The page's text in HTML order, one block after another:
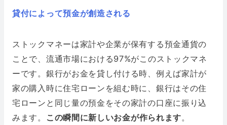
貸付によって預金が創造される
ストックマネーは家計や企業が保有する預金通貨の
ことで、流通市場における97%がこのストックマネ
ーです。銀行がお金を貸し付ける時、例えば家計が
家の購入時に住宅ローンを組む時に、銀行はその住
宅ローンと同じ量の預金をその家計の口座に振り込
みます。
この瞬間に新しいお金が作られます。